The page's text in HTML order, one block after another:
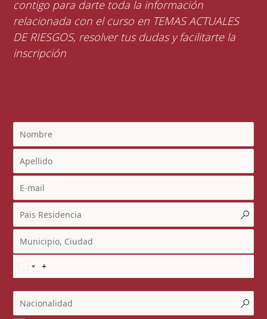
contigo para darte toda la información
relacionada con el curso en TEMAS ACTUALES
DE RIESGOS, resolver tus dudas y facilitarte la
inscripción